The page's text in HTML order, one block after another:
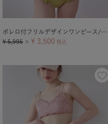
ボレロ付フリルデザインワンピース/セット水着
¥ 5,995 ＞ ¥ 3,500 税込